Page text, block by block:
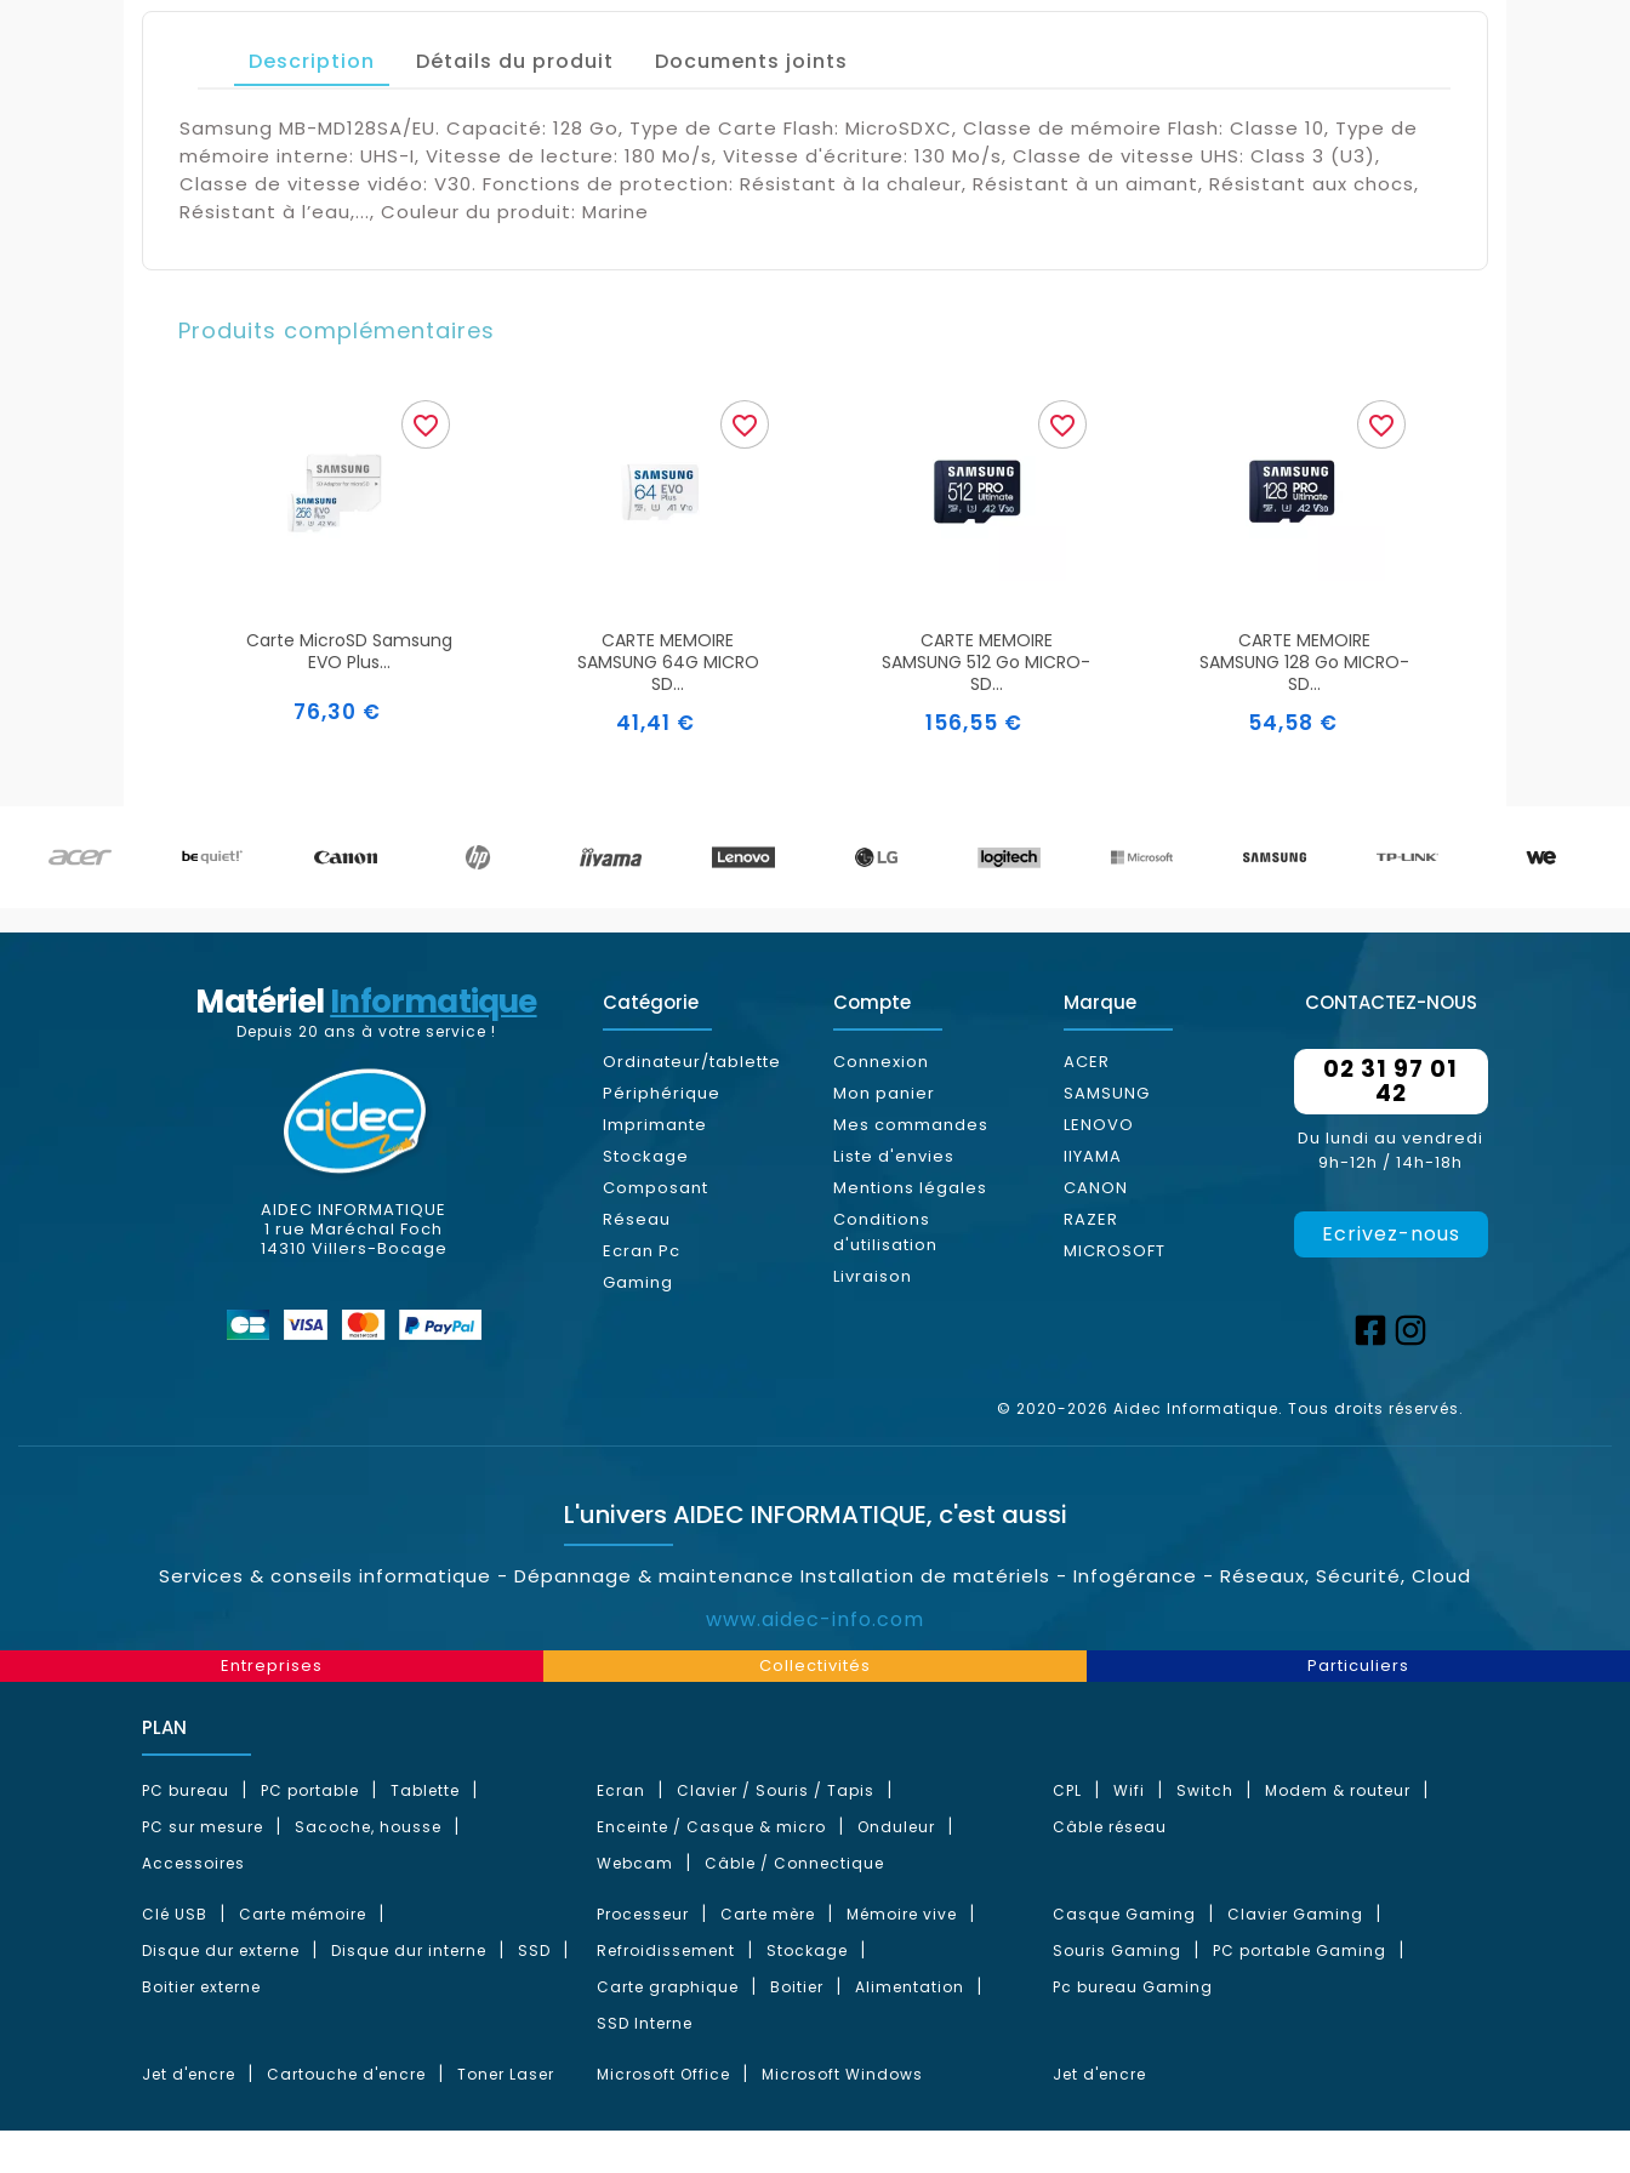
Description Détails du produit Documents joints
Samsung MB-MD128SA/EU. Capacité: 128 Go, Type de Carte Flash: MicroSDXC, Classe de mémoire Flash: Classe 10, Type de
mémoire interne: UHS-I, Vitesse de lecture: 180 Mo/s, Vitesse d'écriture: 130 Mo/s, Classe de vitesse UHS: Class 3 (U3),
Classe de vitesse vidéo: V30. Fonctions de protection: Résistant à la chaleur, Résistant à un aimant, Résistant aux chocs,
Résistant à l’eau,..., Couleur du produit: Marine
Produits complémentaires
Carte MicroSD Samsung
EVO Plus...
Prix
76,30 €
favorite_border
CARTE MEMOIRE
SAMSUNG 64G MICRO
SD...
Prix
41,41 €
favorite_border
CARTE MEMOIRE
SAMSUNG 512 Go MICRO-
SD...
Prix
156,55 €
favorite_border
CARTE MEMOIRE
SAMSUNG 128 Go MICRO-
SD...
Prix
54,58 €
favorite_border
MatérielInformatique
Depuis 20 ans à votre service !
AIDEC INFORMATIQUE
1 rue Maréchal Foch
14310 Villers-Bocage
Catégorie
Ordinateur/tablette
Périphérique
Imprimante
Stockage
Composant
Réseau
Ecran Pc
Gaming
Compte
Connexion
Mon panier
Mes commandes
Liste d'envies
Mentions légales
Conditions
d'utilisation
Livraison
Marque
ACER
SAMSUNG
LENOVO
IIYAMA
CANON
RAZER
MICROSOFT
CONTACTEZ-NOUS
02 31 97 01
42
Du lundi au vendredi
9h-12h / 14h-18h
Ecrivez-nous
© 2020-2026 Aidec Informatique. Tous droits réservés.
L'univers AIDEC INFORMATIQUE, c'est aussi
Services & conseils informatique - Dépannage & maintenance Installation de matériels - Infogérance - Réseaux, Sécurité, Cloud
www.aidec-info.com
Entreprises Collectivités Particuliers
PLAN
PC bureau PC portable
Tablette
PC sur mesure
Sacoche, housse
Accessoires
Ecran
Clavier / Souris / Tapis
Enceinte / Casque & micro
Onduleur
Webcam
Câble / Connectique
CPL Wifi Switch
Modem & routeur
Câble réseau
Clé USB
Carte mémoire
Disque dur externe
Disque dur interne
SSD
Boitier externe
Processeur Carte mère
Mémoire vive
Refroidissement
Stockage
Carte graphique
Boitier
Alimentation
SSD Interne
Casque Gaming
Clavier Gaming
Souris Gaming
PC portable Gaming
Pc bureau Gaming
Jet d'encre Cartouche d'encre Toner Laser Microsoft Office Microsoft Windows Jet d'encre